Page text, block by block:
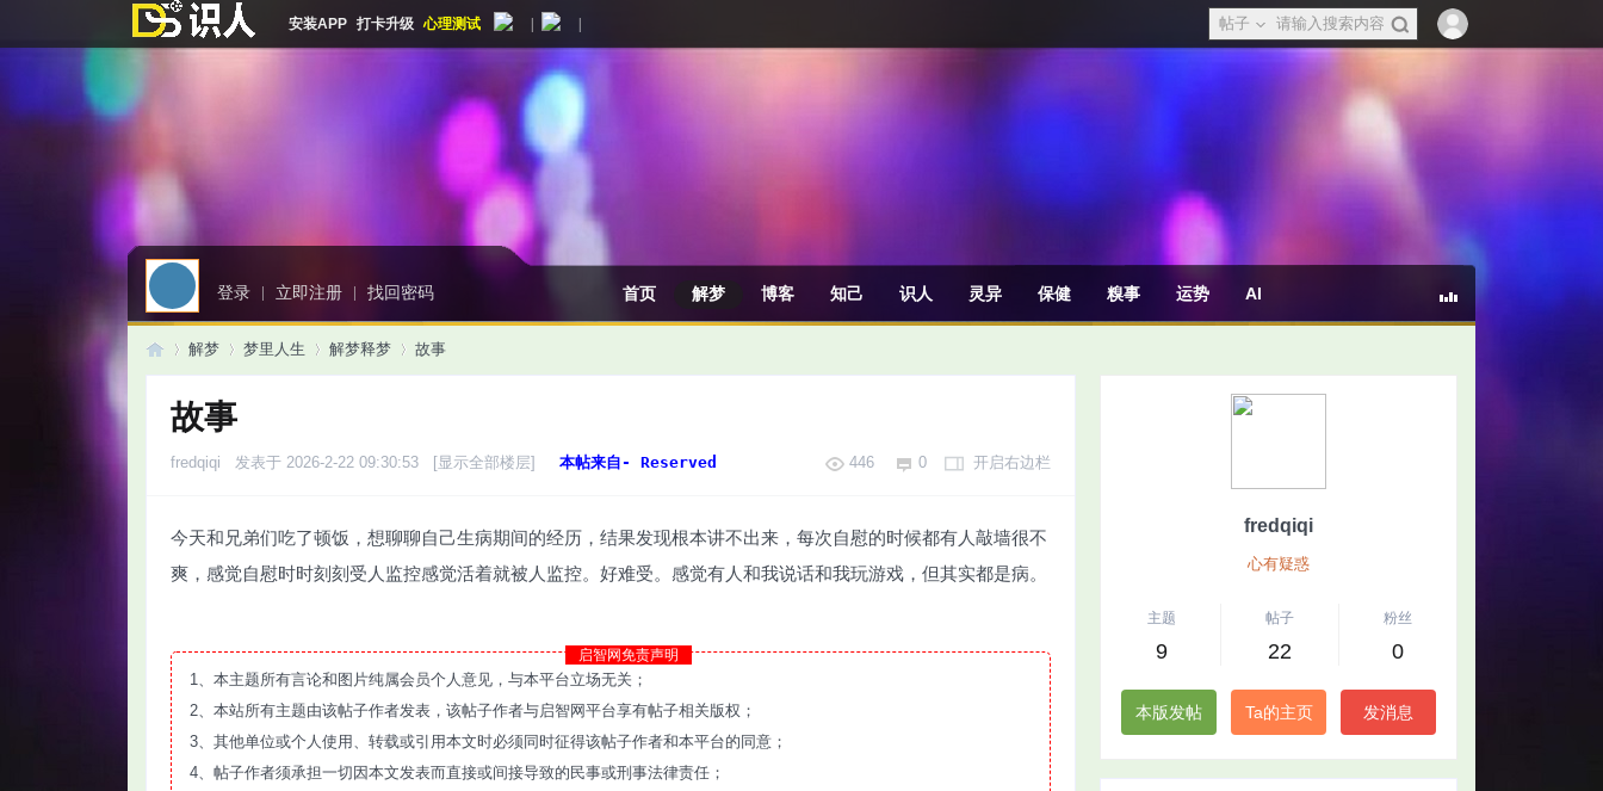
安装APP 打卡升级 心理测试 帖子
登录 | 立即注册 | 找回密码 首页 解梦 博客 知己 识人 灵异 保健 糗事 运势 AI
解梦 梦里人生 解梦释梦 故事
fredqiqi
心有疑惑
主题
9
帖子
22
粉丝
0
本版发帖 Ta的主页 发消息
故事
fredqiqi 发表于 2026-2-22 09:30:53 [显示全部楼层] 本帖来自- Reserved 开启右边栏
446 0
今天和兄弟们吃了顿饭，想聊聊自己生病期间的经历，结果发现根本讲不出来，每次自慰的时候都有人敲墙很不
爽，感觉自慰时时刻刻受人监控感觉活着就被人监控。好难受。感觉有人和我说话和我玩游戏，但其实都是病。
启智网免责声明
1、本主题所有言论和图片纯属会员个人意见，与本平台立场无关；
2、本站所有主题由该帖子作者发表，该帖子作者与启智网平台享有帖子相关版权；
3、其他单位或个人使用、转载或引用本文时必须同时征得该帖子作者和本平台的同意；
4、帖子作者须承担一切因本文发表而直接或间接导致的民事或刑事法律责任；